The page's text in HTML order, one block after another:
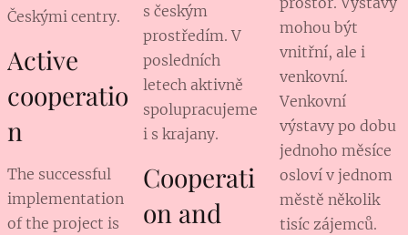
Českými centry.
Active
cooperatio
n
The successful
implementation
of the project is
s českým
prostředím. V
posledních
letech aktivně
spolupracujeme
i s krajany.
Cooperati
on and
mohou být
vnitřní, ale i
venkovní.
Venkovní
výstavy po dobu
jednoho měsíce
osloví v jednom
městě několik
tisíc zájemců.